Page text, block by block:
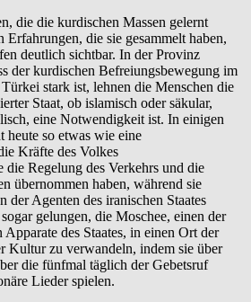
die die kurdischen Massen gelernt
Erfahrungen, die sie gesammelt haben,
deutlich sichtbar. In der Provinz
der kurdischen Befreiungsbewegung im
stark ist, lehnen die Menschen die
Staat, ob islamisch oder säkular,
eine Notwendigkeit ist. In einigen
heute so etwas wie eine
Kräfte des Volkes
Regelung des Verkehrs und die
übernommen haben, während sie
Agenten des iranischen Staates
gelungen, die Moschee, einen der
des Staates, in einen Ort der
Kultur zu verwandeln, indem sie über
die fünfmal täglich der Gebetsruf
Lieder spielen.